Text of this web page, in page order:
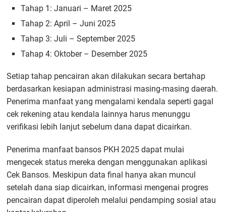
Tahap 1: Januari – Maret 2025
Tahap 2: April – Juni 2025
Tahap 3: Juli – September 2025
Tahap 4: Oktober – Desember 2025
Setiap tahap pencairan akan dilakukan secara bertahap
berdasarkan kesiapan administrasi masing-masing daerah.
Penerima manfaat yang mengalami kendala seperti gagal
cek rekening atau kendala lainnya harus menunggu
verifikasi lebih lanjut sebelum dana dapat dicairkan.
Penerima manfaat bansos PKH 2025 dapat mulai
mengecek status mereka dengan menggunakan aplikasi
Cek Bansos. Meskipun data final hanya akan muncul
setelah dana siap dicairkan, informasi mengenai progres
pencairan dapat diperoleh melalui pendamping sosial atau